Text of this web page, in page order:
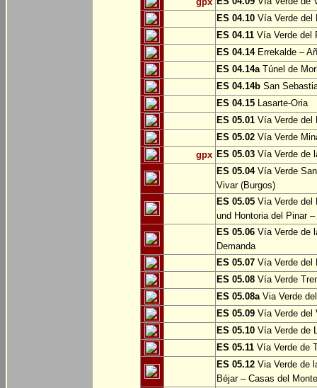
ES 04.10 Vía Verde del
ES 04.11 Vía Verde del
ES 04.14Errekalde –
ES 04.14aTúnel de
ES 04.14b San
ES 04.15 Lasarte-Oria
ES 05.01 Vía Verde del
ES 05.02 Vía Verde
gpx ES 05.03 Vía Verde de
ES 05.04Vía Verde
Vivar (Burgos)
ES 05.05 Vía Verde del
und Hontoria del Pinar
ES 05.06 Vía Verde de
Demanda
ES 05.07 Vía Verde del
ES 05.08 Vía Verde
ES 05.08aVia Verde
ES 05.09 Vía Verde del
ES 05.10 Vía Verde de
ES 05.11 Vía Verde de
ES 05.12 Via Verde de
Béjar – Casas del Monte